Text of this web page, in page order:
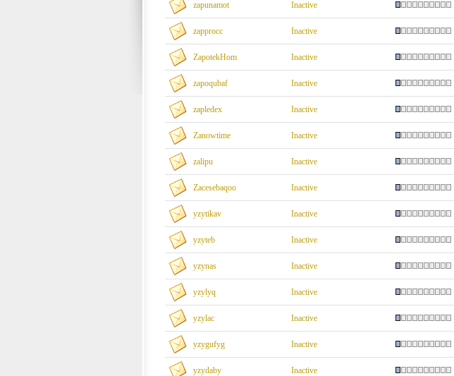
zapunamot Inactive
zapprocc Inactive
ZapotekHom Inactive
zapoqubaf Inactive
zapledex Inactive
Zanowtime Inactive
zalipu Inactive
Zacesebaqoo Inactive
yzytikav Inactive
yzyteb Inactive
yzynas Inactive
yzylyq Inactive
yzylac Inactive
yzygufyg Inactive
yzydaby Inactive